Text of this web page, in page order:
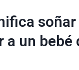
un bebé